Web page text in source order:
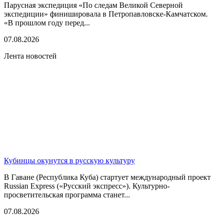
Парусная экспедиция «По следам Великой Северной
экспедиции» финишировала в Петропавловске-Камчатском.
«В прошлом году перед...
07.08.2026
Лента новостей
Кубинцы окунутся в русскую культуру
В Гаване (Республика Куба) стартует международный проект
Russian Express («Русский экспресс»). Культурно-
просветительская программа станет...
07.08.2026